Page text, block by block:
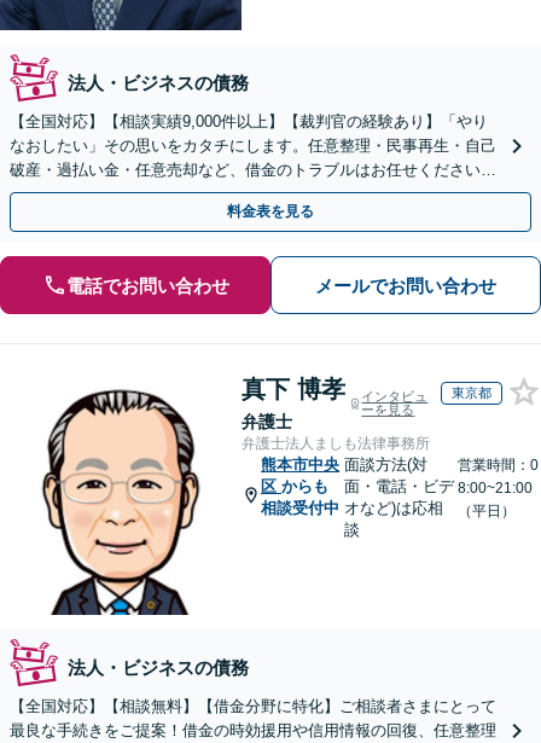
法人・ビジネスの債務
【全国対応】【相談実績9,000件以上】【裁判官の経験あり】「やり
なおしたい」その思いをカタチにします。任意整理・民事再生・自己
破産・過払い金・任意売却など、借金のトラブルはお任せください。
【初回相談無料】【全国対応可能】
料金表を見る
電話でお問い合わせ メールでお問い合わせ
真下 博孝
弁護士
インタビュ
ーを見る
東京都
弁護士法人ましも法律事務所
熊本市中央
区 からも
相談受付中
面談方法(対
面・電話・ビデ
オなど)は応相
談
営業時間：0
8:00~21:00
（平日）
法人・ビジネスの債務
【全国対応】【相談無料】【借金分野に特化】ご相談者さまにとって
最良な手続きをご提案！借金の時効援用や信用情報の回復、任意整理